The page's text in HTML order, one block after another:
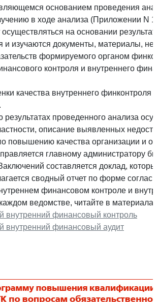
основанием проведения
в ходе анализа (Приложении N 1
осуществляться на основании
и изучаются документы, материалы,
формируемого органом
контроля и внутреннего
качества внутреннего
результатах проведенного анализа
описание выявленных
повышению качества организации и
главному администратору
составляется доклад,
сводный отчет по форме
финансовом контроле и
ведомстве, читайте в
внутренний финансовый контроль
внутренний финансовый аудит